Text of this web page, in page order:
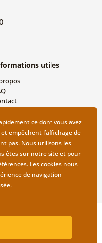
utiles
Dovido.fr.
en ligne créée par
ce dont vous avez
empêchent l’affichage de
pas. Nous utilisons les
êtes sur notre site et pour
Les cookies nous
de navigation